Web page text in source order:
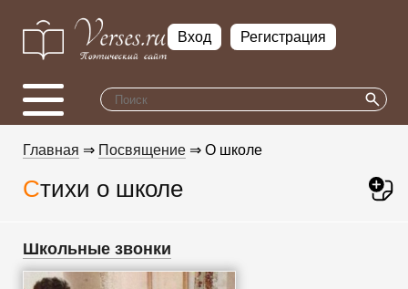
Вход Регистрация
Главная ⇒ Посвящение ⇒ О школе
Стихи о школе
Школьные звонки